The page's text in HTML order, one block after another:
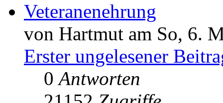
Veteranenehrung
von Hartmut am So, 6.
Erster ungelesener
0Antworten